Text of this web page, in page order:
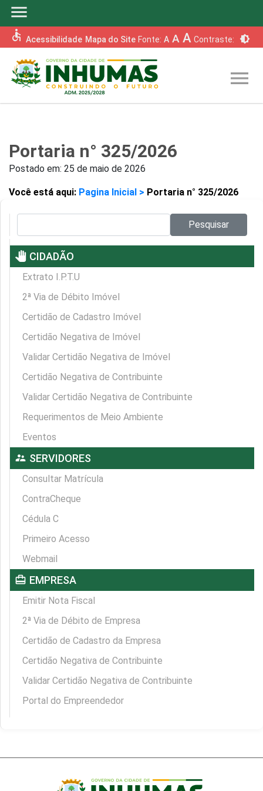
menu
accessible Acessibilidade Mapa do Site Fonte: A A A Contraste: brightness_6
menu
Portaria n° 325/2026
Postado em: 25 de maio de 2026
Você está aqui: Pagina Inicial > Portaria n° 325/2026
Pesquisar
pan_tool CIDADÃO
Extrato I.P.T.U
2ª Via de Débito Imóvel
Certidão de Cadastro Imóvel
Certidão Negativa de Imóvel
Validar Certidão Negativa de Imóvel
Certidão Negativa de Contribuinte
Validar Certidão Negativa de Contribuinte
Requerimentos de Meio Ambiente
Eventos
supervisor_account SERVIDORES
Consultar Matrícula
ContraCheque
Cédula C
Primeiro Acesso
Webmail
card_travel EMPRESA
Emitir Nota Fiscal
2ª Via de Débito de Empresa
Certidão de Cadastro da Empresa
Certidão Negativa de Contribuinte
Validar Certidão Negativa de Contribuinte
Portal do Empreendedor